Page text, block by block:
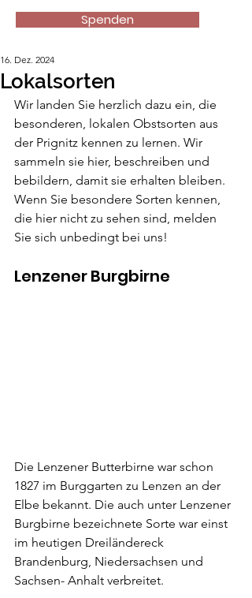
Spenden
Lokalsorten
16. Dez. 2024
Wir landen Sie herzlich dazu ein, die
besonderen, lokalen Obstsorten aus
der Prignitz kennen zu lernen. Wir
sammeln sie hier, beschreiben und
bebildern, damit sie erhalten bleiben.
Wenn Sie besondere Sorten kennen,
die hier nicht zu sehen sind, melden
Sie sich unbedingt bei uns!
Lenzener Burgbirne
Die Lenzener Butterbirne war schon
1827 im Burggarten zu Lenzen an der
Elbe bekannt. Die auch unter Lenzener
Burgbirne bezeichnete Sorte war einst
im heutigen Dreiländereck
Brandenburg, Niedersachsen und
Sachsen- Anhalt verbreitet.